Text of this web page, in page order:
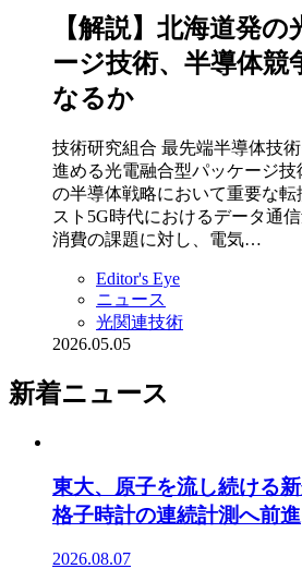
【解説】北海道発
ージ技術、半導体競
なるか
技術研究組合 最先端半導体技
進める光電融合型パッケージ
の半導体戦略において重要な
スト5G時代におけるデータ通
消費の課題に対し、電気…
Editor's Eye
ニュース
光関連技術
2026.05.05
新着ニュース
東大、原子を流し続ける
格子時計の連続計測へ前進
2026.08.07